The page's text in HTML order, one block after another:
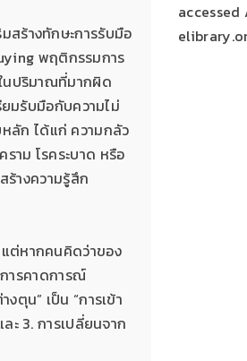
สร้างทักษะการรับมือ
พฤติกรรมการ
นปริมาณที่มากผิด
มรับมือกับความไม่
ลัก ได้แก่ ความกลัว
าม โรคระบาด หรือ
ร้างความรู้สึก
แต่หากคนคิดว่าของ
ารคาดการณ์
ตุน” เป็น “การเข้า
ะ 3. การเปลี่ยนจาก
accessed